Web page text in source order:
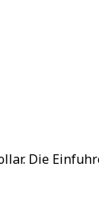
Die